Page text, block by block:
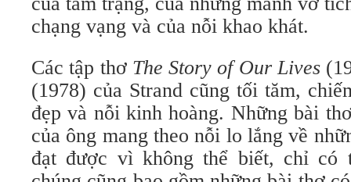
chạng vạng và của nỗi khao khát.
Các tập thơ The Story of Our Lives
(1978) của Strand cũng tối tăm,
đẹp và nỗi kinh hoàng. Những bài
của ông mang theo nỗi lo lắng về
đạt được vì không thể biết, chỉ có